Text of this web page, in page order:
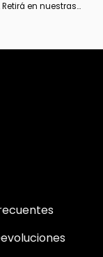
48 hs hábiles. Si es